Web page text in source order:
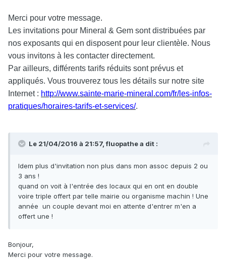
Merci pour votre message.
Les invitations pour Mineral & Gem sont distribuées par
nos exposants qui en disposent pour leur clientèle. Nous
vous invitons à les contacter directement.
Par ailleurs, différents tarifs réduits sont prévus et
appliqués. Vous trouverez tous les détails sur notre site
Internet : http://www.sainte-marie-mineral.com/fr/les-infos-
pratiques/horaires-tarifs-et-services/.
Le 21/04/2016 à 21:57,fluopathea dit :
Idem plus d'invitation non plus dans mon assoc depuis 2 ou
3 ans !
quand on voit à l'entrée des locaux qui en ont en double
voire triple offert par telle mairie ou organisme machin ! Une
année un couple devant moi en attente d'entrer m'en a
offert une !
Bonjour,
Merci pour votre message.